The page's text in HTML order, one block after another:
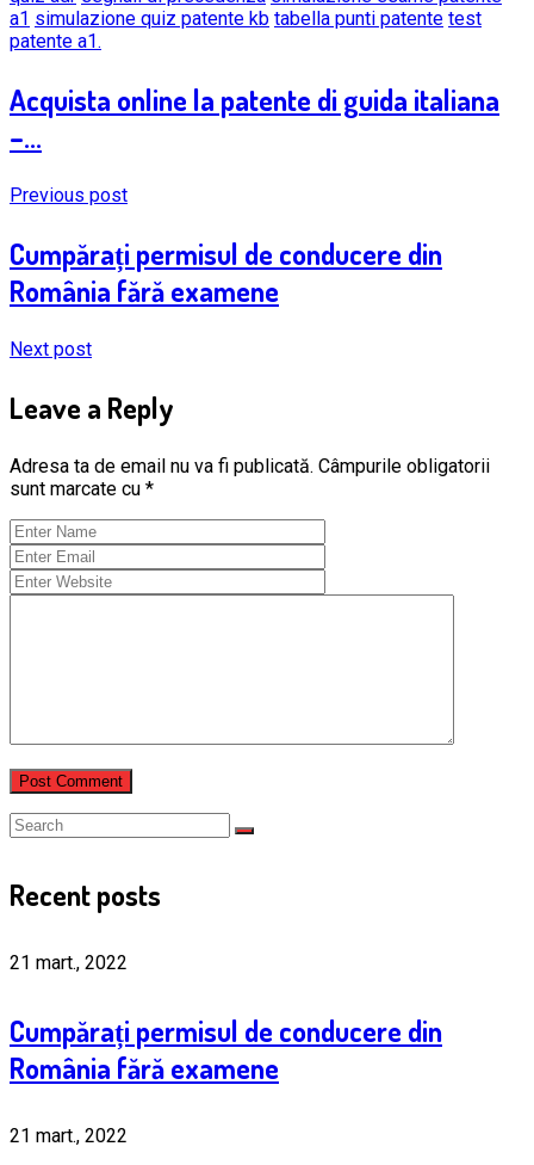
a1 simulazione quiz patente kb tabella punti patente test
patente a1.
Acquista online la patente di guida italiana
–...
Previous post
Cumpărați permisul de conducere din
România fără examene
Next post
Leave a Reply
Adresa ta de email nu va fi publicată. Câmpurile obligatorii
sunt marcate cu *
Recent posts
21 mart., 2022
Cumpărați permisul de conducere din
România fără examene
21 mart., 2022